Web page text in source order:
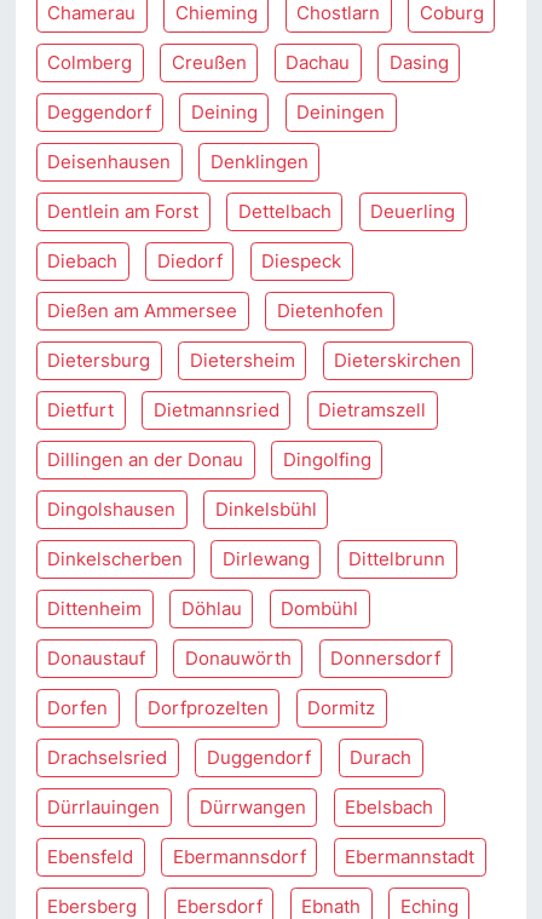
Chamerau Chieming Chostlarn Coburg
Colmberg Creußen Dachau Dasing
Deggendorf Deining Deiningen
Deisenhausen Denklingen
Dentlein am Forst Dettelbach Deuerling
Diebach Diedorf Diespeck
Dießen am Ammersee Dietenhofen
Dietersburg Dietersheim Dieterskirchen
Dietfurt Dietmannsried Dietramszell
Dillingen an der Donau Dingolfing
Dingolshausen Dinkelsbühl
Dinkelscherben Dirlewang Dittelbrunn
Dittenheim Döhlau Dombühl
Donaustauf Donauwörth Donnersdorf
Dorfen Dorfprozelten Dormitz
Drachselsried Duggendorf Durach
Dürrlauingen Dürrwangen Ebelsbach
Ebensfeld Ebermannsdorf Ebermannstadt
Ebersberg Ebersdorf Ebnath Eching